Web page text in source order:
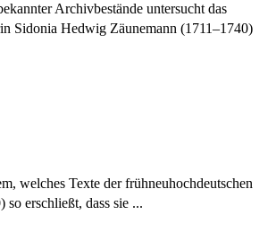
Archivbestände untersucht das
Sidonia Hedwig Zäunemann (1711–1740)
welches Texte der frühneuhochdeutschen
so erschließt, dass sie ...